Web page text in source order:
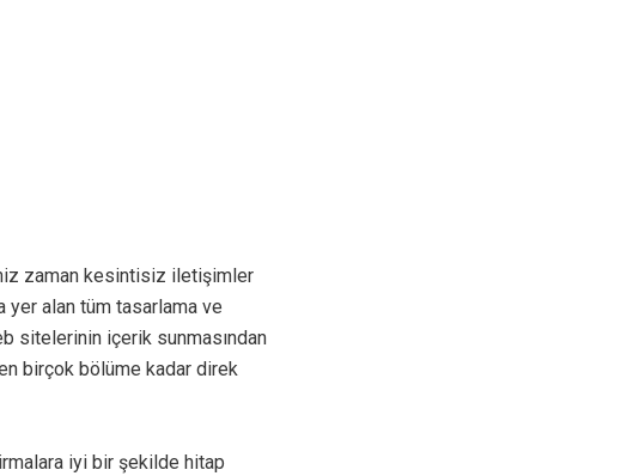
zaman kesintisiz iletişimler
yer alan tüm tasarlama ve
sitelerinin içerik sunmasından
birçok bölüme kadar direk
iyi bir şekilde hitap